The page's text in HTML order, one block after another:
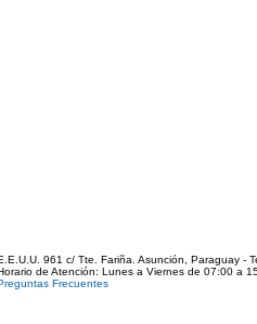
961 c/ Tte. Fariña. Asunción, Paraguay -
de Atención: Lunes a Viernes de 07:00 a
Frecuentes